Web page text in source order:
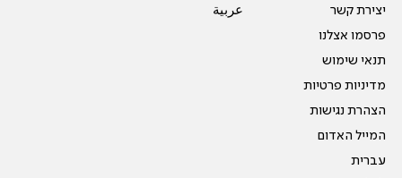
יצירת קשר
פרסמו אצלנו
תנאי שימוש
מדיניות פרטיות
הצהרת נגישות
המייל האדום
עברית
عربية